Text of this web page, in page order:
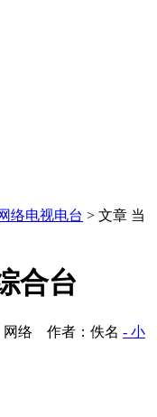
络电视电台 > 文章 当
合台
网络 作者：佚名 - 小